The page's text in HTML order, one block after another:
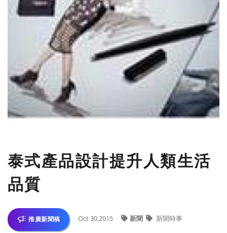
泰式產品設計提升人類生活
品質
推廣新聞稿 Oct 30,2015 新聞 新聞時事